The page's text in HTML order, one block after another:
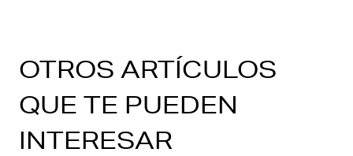
OTROS ARTÍCULOS
QUE TE PUEDEN
INTERESAR